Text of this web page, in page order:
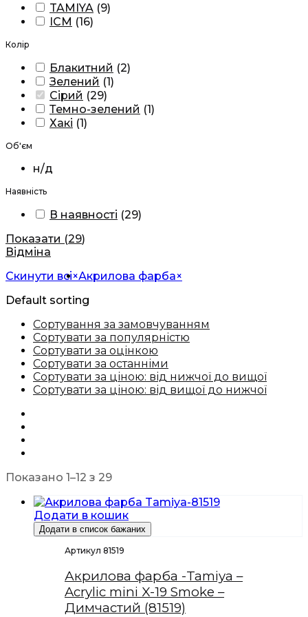
TAMIYA (9)
ICM (16)
Колір
Блакитний (2)
Зелений (1)
Сірий (29)
Темно-зелений (1)
Хакі (1)
Об'єм
н/д
Наявність
В наявності (29)
Показати (29)
Відміна
Скинути всі×Акрилова фарба×
Default sorting
Сортування за замовчуванням
Сортувати за популярністю
Сортувати за оцінкою
Сортувати за останніми
Сортувати за ціною: від нижчої до вищої
Сортувати за ціною: від вищої до нижчої
Показано 1–12 з 29
Додати в кошик
Додати в список бажаних
Артикул 81519
Акрилова фарба -Tamiya –
Acrylic mini X-19 Smoke –
Димчастий (81519)